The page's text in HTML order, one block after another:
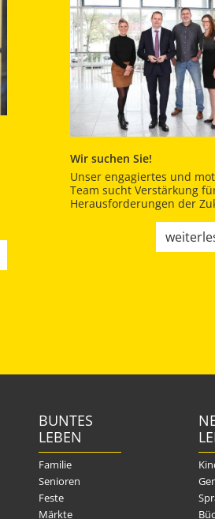
Wir suchen Sie!
Unser engagiertes und
Team sucht Verstärkung
Herausforderungen der
BUNTES
LEBEN
Familie
Senioren
Feste
Märkte